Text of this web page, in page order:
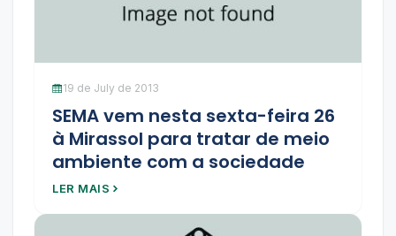
19 de July de 2013
SEMA vem nesta sexta-feira 26
à Mirassol para tratar de meio
ambiente com a sociedade
LER MAIS